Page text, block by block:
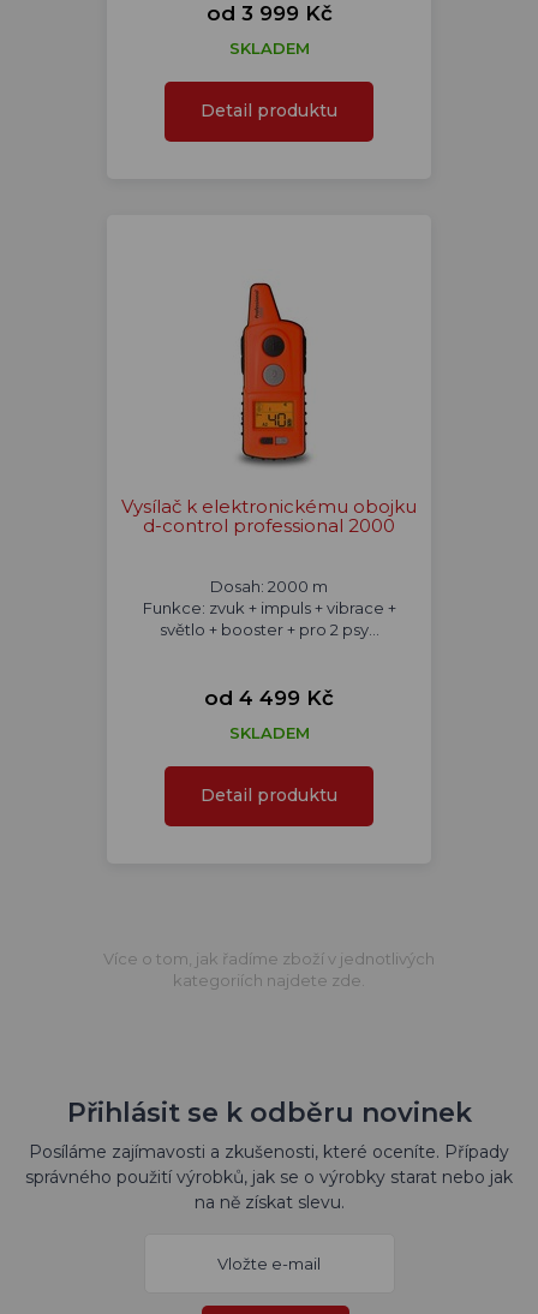
od 3 999 Kč
SKLADEM
Detail produktu
Vysílač k elektronickému obojku
d-control professional 2000
Dosah: 2000 m
Funkce: zvuk + impuls + vibrace +
světlo + booster + pro 2 psy...
od 4 499 Kč
SKLADEM
Detail produktu
Více o tom, jak řadíme zboží v jednotlivých
kategoriích najdete zde.
Přihlásit se k odběru novinek
Posíláme zajímavosti a zkušenosti, které oceníte. Případy
správného použití výrobků, jak se o výrobky starat nebo jak
na ně získat slevu.